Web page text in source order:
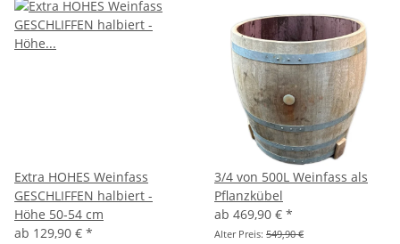
Extra HOHES Weinfass
GESCHLIFFEN halbiert -
Höhe 50-54 cm
ab 129,90 € *
3/4 von 500L Weinfass als
Pflanzkübel
ab 469,90 € *
Alter Preis: 549,90 €